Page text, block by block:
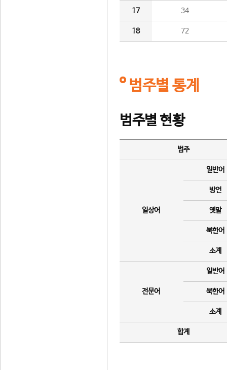
17 34
18 72
범주별 통계
범주별 현황
범주
일상어
일반어
방언
옛말
북한어
소계
전문어
일반어
북한어
소계
합계